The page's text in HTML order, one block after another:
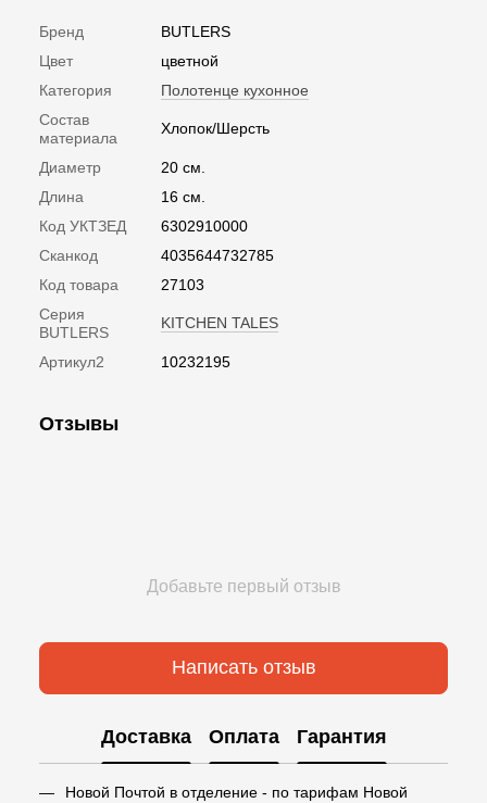
Бренд
BUTLERS
Цвет
цветной
Категория
Полотенце кухонное
Состав
материала
Хлопок/Шерсть
Диаметр
20 см.
Длина
16 см.
Код УКТЗЕД
6302910000
Сканкод
4035644732785
Код товара
27103
Серия
BUTLERS
KITCHEN TALES
Артикул2 10232195
Отзывы
Добавьте первый отзыв
Написать отзыв
Доставка Оплата Гарантия
Новой Почтой в отделение - по тарифам Новой